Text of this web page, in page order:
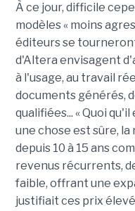
À ce jour, difficile
modèles « moins
éditeurs se
d'Altera envisagent
à l'usage, au travail
documents générés,
qualifiées... « Quoi
une chose est sûre, la
depuis 10 à 15 ans
revenus récurrents,
faible, offrant une
justifiait ces prix